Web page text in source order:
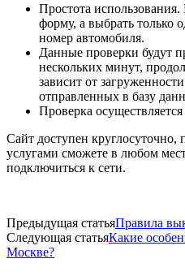
Простота
форму, а выбрать только
номер автомобиля.
Данные проверки будут
нескольких минут,
зависит от
отправленных в базу
Проверка
Сайт доступен круглосуточно,
услугами сможете в любом
подключиться к сети.
Предыдущая статьяПравила
Следующая статьяКакие
Москве?